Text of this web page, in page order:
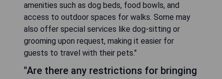
amenities such as dog beds, food bowls, and
access to outdoor spaces for walks. Some may
also offer special services like dog-sitting or
grooming upon request, making it easier for
guests to travel with their pets."
"Are there any restrictions for bringing